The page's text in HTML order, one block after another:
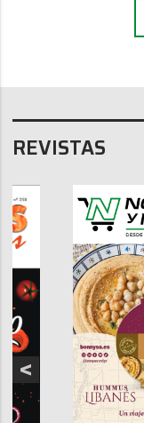
REVISTAS